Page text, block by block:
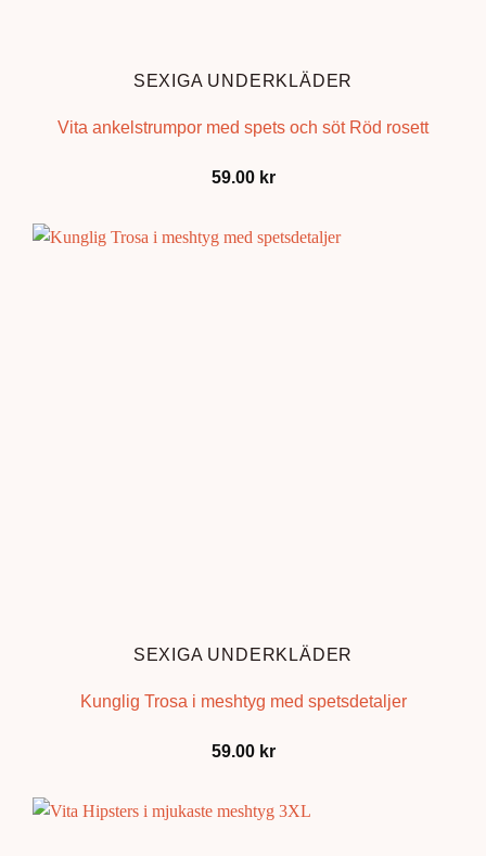
SEXIGA UNDERKLÄDER
Vita ankelstrumpor med spets och söt Röd rosett
59.00 kr
SEXIGA UNDERKLÄDER
Kunglig Trosa i meshtyg med spetsdetaljer
59.00 kr